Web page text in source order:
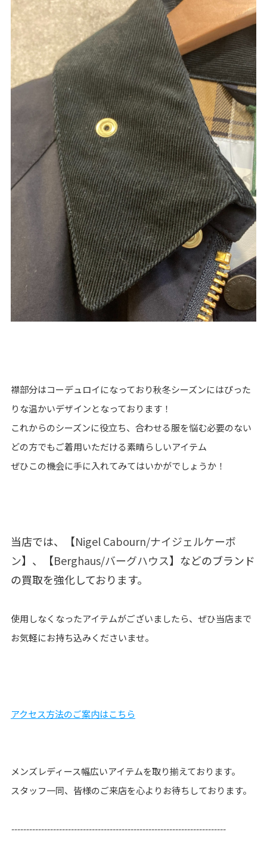
襟部分はコーデュロイになっており秋冬シーズンにはぴった
りな温かいデザインとなっております！
これからのシーズンに役立ち、合わせる服を悩む必要のない
どの方でもご着用いただける素晴らしいアイテム
ぜひこの機会に手に入れてみてはいかがでしょうか！
当店では、【Nigel Cabourn/ナイジェルケーボ
ン】、【Berghaus/バーグハウス】などのブランド
の買取を強化しております。
使用しなくなったアイテムがございましたら、ぜひ当店まで
お気軽にお持ち込みくださいませ。
アクセス方法のご案内はこちら
メンズレディース幅広いアイテムを取り揃えております。
スタッフ一同、皆様のご来店を心よりお待ちしております。
------------------------------------------------------------------------